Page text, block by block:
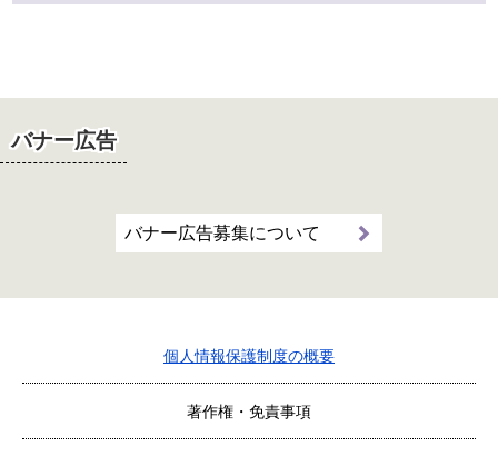
バナー広告
バナー広告募集について
個人情報保護制度の概要
著作権・免責事項